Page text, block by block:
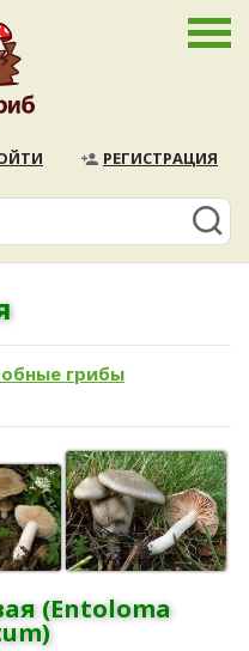
РЕГИСТРАЦИЯ
грибы
(Entoloma